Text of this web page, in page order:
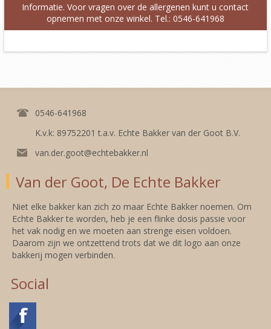
Informatie. Voor vragen over de allergenen kunt u contact
opnemen met onze winkel. Tel.: 0546-641968
0546-641968
K.v.k: 89752201 t.a.v. Echte Bakker van der Goot B.V.
van.der.goot@echtebakker.nl
Van der Goot, De Echte Bakker
Niet elke bakker kan zich zo maar Echte Bakker noemen. Om
Echte Bakker te worden, heb je een flinke dosis passie voor
het vak nodig en we moeten aan strenge eisen voldoen.
Daarom zijn we ontzettend trots dat we dit logo aan onze
bakkerij mogen verbinden.
Social